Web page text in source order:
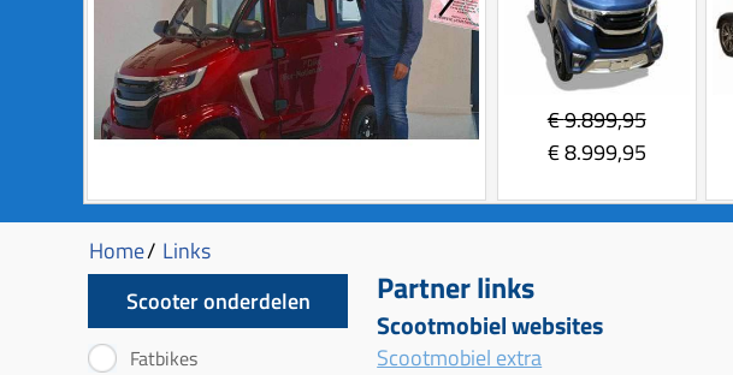
€9.899,95
€8.999,95
Home/ Links
Scooter onderdelen
Fatbikes
Partner links
Scootmobiel websites
Scootmobiel extra